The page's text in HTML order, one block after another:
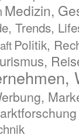
Medizin,
Trends,
Politik,